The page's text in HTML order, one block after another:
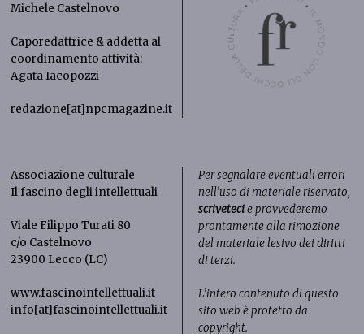
Michele Castelnovo
Caporedattrice & addetta al
coordinamento attività:
Agata Iacopozzi
redazione[at]npcmagazine.it
Associazione culturale
Il fascino degli intellettuali
Viale Filippo Turati 80
c/o Castelnovo
23900 Lecco (LC)
www.fascinointellettuali.it
info[at]fascinointellettuali.it
Per segnalare eventuali errori
nell’uso di materiale riservato,
scrivetecie provvederemo
prontamente alla rimozione
del materiale lesivo dei diritti
di terzi.
L’intero contenuto di questo
sito web è protetto da
copyright.